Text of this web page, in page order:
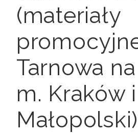
(materiały
Tarnowa
m. Kraków i
Małopolski)